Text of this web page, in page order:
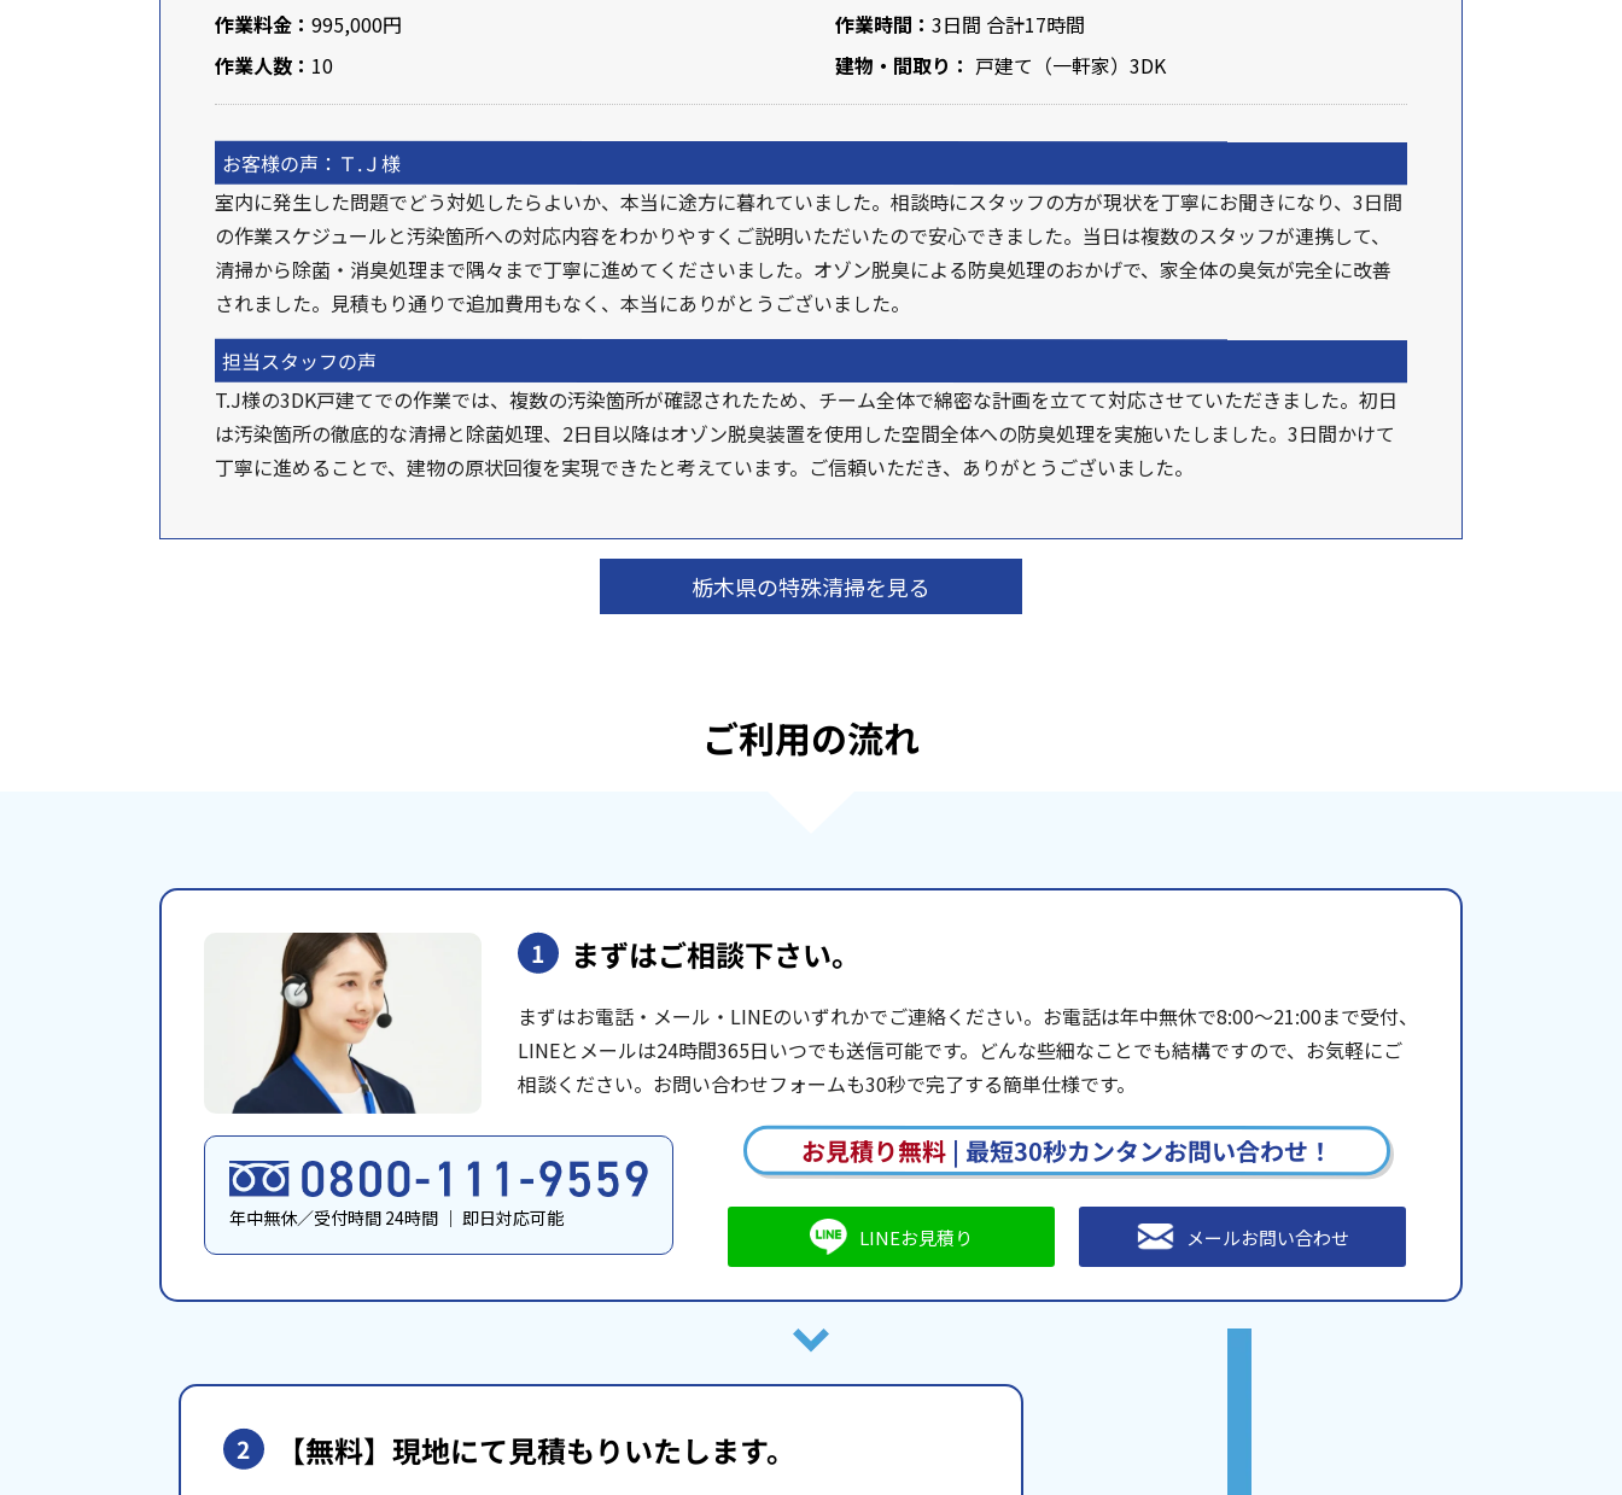
作業料金： 995,000円
作業人数： 10
作業時間： 3日間 合計17時間
建物・間取り： 戸建て（一軒家）3DK
お客様の声：Ｔ.Ｊ様
室内に発生した問題でどう対処したらよいか、本当に途方に暮れていました。相談時にスタッフの方が現状を丁寧にお聞きになり、3日間
の作業スケジュールと汚染箇所への対応内容をわかりやすくご説明いただいたので安心できました。当日は複数のスタッフが連携して、
清掃から除菌・消臭処理まで隅々まで丁寧に進めてくださいました。オゾン脱臭による防臭処理のおかげで、家全体の臭気が完全に改善
されました。見積もり通りで追加費用もなく、本当にありがとうございました。
担当スタッフの声
T.J様の3DK戸建てでの作業では、複数の汚染箇所が確認されたため、チーム全体で綿密な計画を立てて対応させていただきました。初日
は汚染箇所の徹底的な清掃と除菌処理、2日目以降はオゾン脱臭装置を使用した空間全体への防臭処理を実施いたしました。3日間かけて
丁寧に進めることで、建物の原状回復を実現できたと考えています。ご信頼いただき、ありがとうございました。
栃木県の特殊清掃を見る
ご利用の流れ
1 まずはご相談下さい。
まずはお電話・メール・LINEのいずれかでご連絡ください。お電話は年中無休で8:00〜21:00まで受付、
LINEとメールは24時間365日いつでも送信可能です。どんな些細なことでも結構ですので、お気軽にご
相談ください。お問い合わせフォームも30秒で完了する簡単仕様です。
年中無休／受付時間 24時間 ｜ 即日対応可能
お見積り無料| 最短30秒カンタンお問い合わせ！
LINEお見積り メールお問い合わせ
2 【無料】現地にて見積もりいたします。